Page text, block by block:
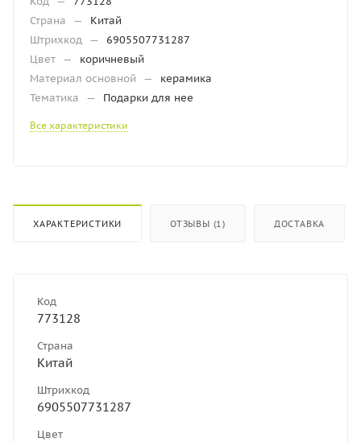
Страна
—
Китай
Штрихкод —
6905507731287
Цвет —
коричневый
Материал основной
—
керамика
Тематика
— Подарки для нее
Все характеристики
ХАРАКТЕРИСТИКИ ОТЗЫВЫ (1) ДОСТАВКА
Код
773128
Страна
Китай
Штрихкод
6905507731287
Цвет